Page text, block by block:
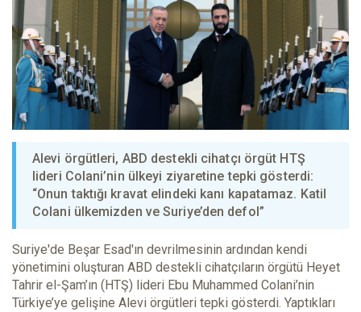
Alevi örgütleri, ABD destekli cihatçı örgüt HTŞ
lideri Colani’nin ülkeyi ziyaretine tepki gösterdi:
“Onun taktığı kravat elindeki kanı kapatamaz. Katil
Colani ülkemizden ve Suriye’den defol”
Suriye'de Beşar Esad'ın devrilmesinin ardından kendi
yönetimini oluşturan ABD destekli cihatçıların örgütü Heyet
Tahrir el-Şam’ın (HTŞ) lideri Ebu Muhammed Colani’nin
Türkiye’ye gelişine Alevi örgütleri tepki gösterdi. Yaptıkları